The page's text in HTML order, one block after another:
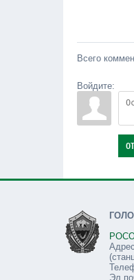
Всего
Войдите: